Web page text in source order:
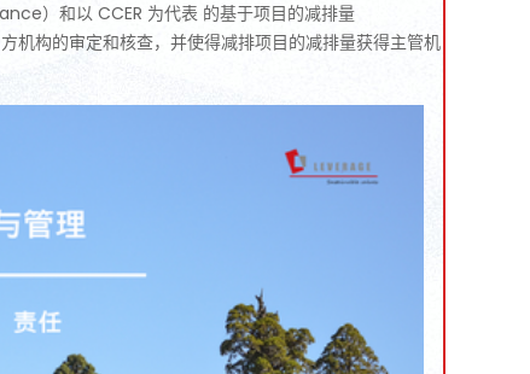
）和以 CCER 为代表 的基于项目的减排量
机构的审定和核查，并使得减排项目的减排量获得主管机